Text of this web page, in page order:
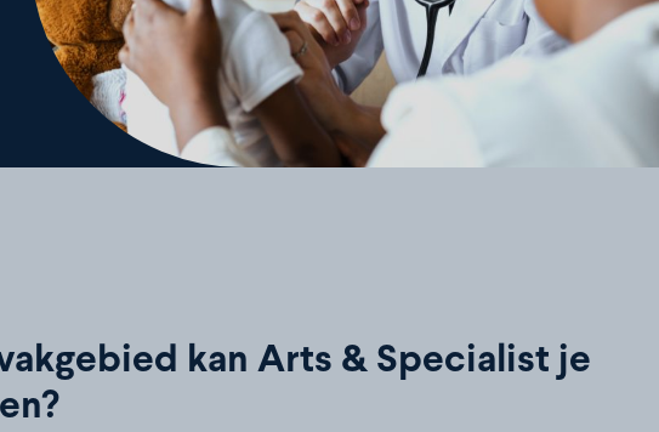
kan Arts & Specialist je